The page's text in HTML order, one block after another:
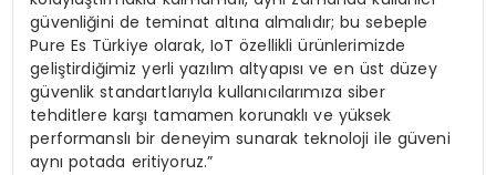
güvenliğini de teminat altına almalıdır; bu sebeple
Pure Es Türkiye olarak, IoT özellikli ürünlerimizde
geliştirdiğimiz yerli yazılım altyapısı ve en üst düzey
güvenlik standartlarıyla kullanıcılarımıza siber
tehditlere karşı tamamen korunaklı ve yüksek
performanslı bir deneyim sunarak teknoloji ile güveni
aynı potada eritiyoruz.”